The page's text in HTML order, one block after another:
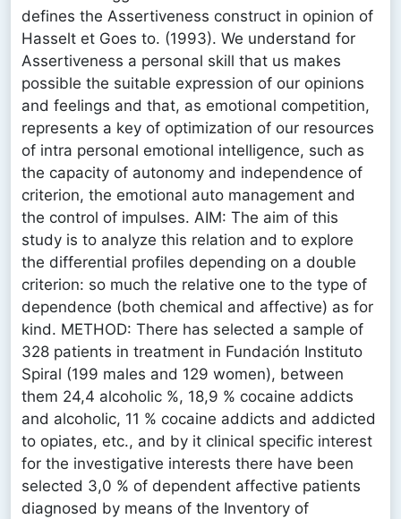
defines the Assertiveness construct in opinion of
Hasselt et Goes to. (1993). We understand for
Assertiveness a personal skill that us makes
possible the suitable expression of our opinions
and feelings and that, as emotional competition,
represents a key of optimization of our resources
of intra personal emotional intelligence, such as
the capacity of autonomy and independence of
criterion, the emotional auto management and
the control of impulses. AIM: The aim of this
study is to analyze this relation and to explore
the differential profiles depending on a double
criterion: so much the relative one to the type of
dependence (both chemical and affective) as for
kind. METHOD: There has selected a sample of
328 patients in treatment in Fundación Instituto
Spiral (199 males and 129 women), between
them 24,4 alcoholic %, 18,9 % cocaine addicts
and alcoholic, 11 % cocaine addicts and addicted
to opiates, etc., and by it clinical specific interest
for the investigative interests there have been
selected 3,0 % of dependent affective patients
diagnosed by means of the Inventory of